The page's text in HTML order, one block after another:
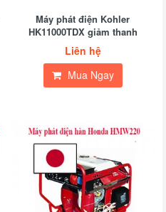
Máy phát điện Kohler
HK11000TDX giảm thanh
Liên hệ
Mua Ngay